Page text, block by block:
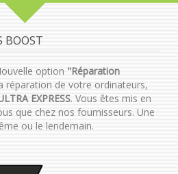
BOOST
option "Réparation
réparation de votre ordinateurs,
EXPRESS. Vous êtes mis en
que chez nos fournisseurs. Une
ou le lendemain.